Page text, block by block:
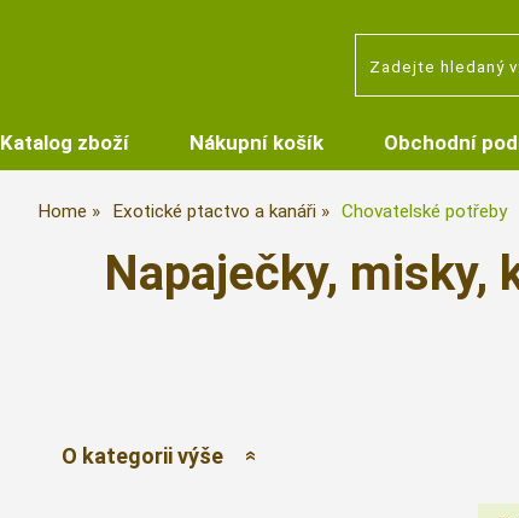
Katalog zboží Nákupní košík Obchodní
Home Exotické ptactvo a kanáři Chovatelské potřeby
Napaječky, misky,
O kategorii výše